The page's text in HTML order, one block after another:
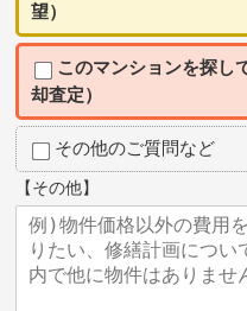
望）
このマンションを探し
却査定）
その他のご質問など
【その他】